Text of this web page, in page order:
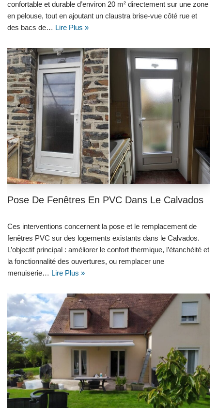
confortable et durable d’environ 20 m² directement sur une zone
en pelouse, tout en ajoutant un claustra brise-vue côté rue et
des bacs de… Lire Plus »
Pose De Fenêtres En PVC Dans Le Calvados
Ces interventions concernent la pose et le remplacement de
fenêtres PVC sur des logements existants dans le Calvados.
L’objectif principal : améliorer le confort thermique, l’étanchéité et
la fonctionnalité des ouvertures, ou remplacer une
menuiserie… Lire Plus »